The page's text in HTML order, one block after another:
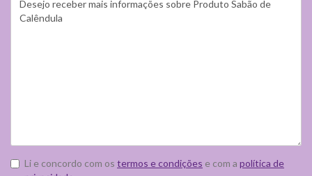
Li e concordo com os termos e condições e com a política de